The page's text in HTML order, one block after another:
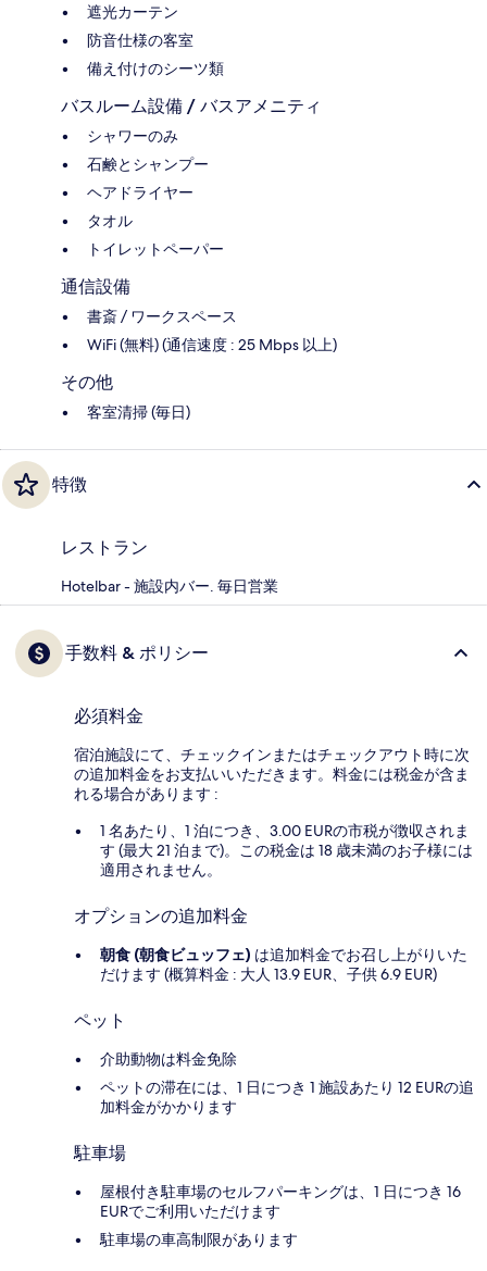
遮光カーテン
防音仕様の客室
備え付けのシーツ類
バスルーム設備 / バスアメニティ
シャワーのみ
石鹸とシャンプー
ヘアドライヤー
タオル
トイレットペーパー
通信設備
書斎 / ワークスペース
WiFi (無料) (通信速度 : 25 Mbps 以上)
その他
客室清掃 (毎日)
特徴
レストラン
Hotelbar - 施設内バー. 毎日営業
手数料 & ポリシー
必須料金
宿泊施設にて、チェックインまたはチェックアウト時に次
の追加料金をお支払いいただきます。料金には税金が含ま
れる場合があります :
1 名あたり、1 泊につき、3.00 EURの市税が徴収されま
す (最大 21 泊まで)。この税金は 18 歳未満のお子様には
適用されません。
オプションの追加料金
朝食 (朝食ビュッフェ) は追加料金でお召し上がりいた
だけます (概算料金 : 大人 13.9 EUR、子供 6.9 EUR)
ペット
介助動物は料金免除
ペットの滞在には、1 日につき 1 施設あたり 12 EURの追
加料金がかかります
駐車場
屋根付き駐車場のセルフパーキングは、1 日につき 16
EURでご利用いただけます
駐車場の車高制限があります